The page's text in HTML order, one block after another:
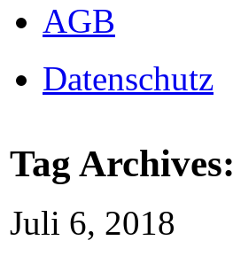
AGB
Datenschutz
Tag Archives:
Juli 6, 2018